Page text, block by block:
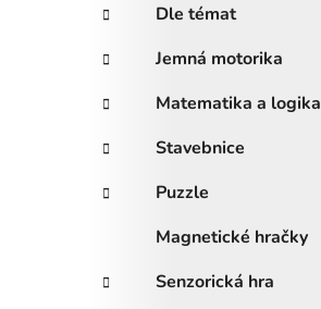
n
n
p
a
e
i
e
Dle témat
Jemná motorika
Matematika a logika
Stavebnice
Puzzle
Magnetické hračky
Senzorická hra